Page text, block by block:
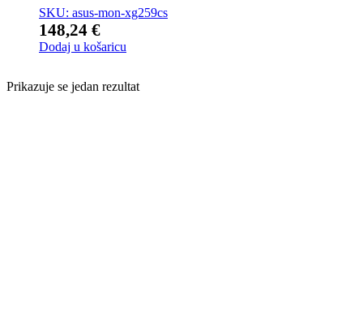
SKU: asus-mon-xg259cs
148,24 €
Dodaj u košaricu
Prikazuje se jedan rezultat